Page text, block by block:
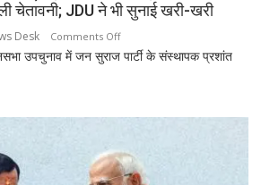
पहला
आत्ममंथन
चेतावनी; JDU ने भी सुनाई खरी-खरी
Desk Comments Offon
बांकीपुर
किशोर
ऐतिहासिक
जीत
उपचुनाव में जन सुराज पार्टी के संस्थापक प्रशांत